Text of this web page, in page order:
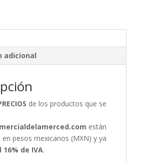
adicional
de los productos que se
están
en pesos mexicanos (MXN) y ya
de IVA.